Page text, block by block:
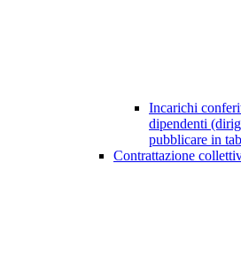
Incarichi
dipendenti
pubblicare in
Contrattazione